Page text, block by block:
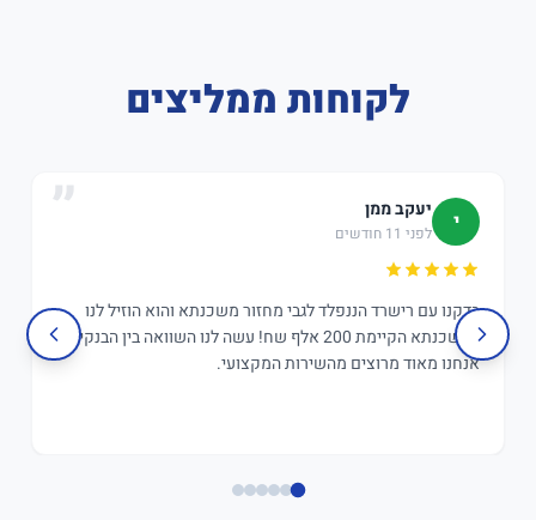
לקוחות ממליצים
י יעקב ממן
לפני 11 חודשים
בדקנו עם רישרד הננפלד לגבי מחזור משכנתא והוא הוזיל לנו
במשכנתא הקיימת 200 אלף שח! עשה לנו השוואה בין הבנקים,
אנחנו מאוד מרוצים מהשירות המקצועי.